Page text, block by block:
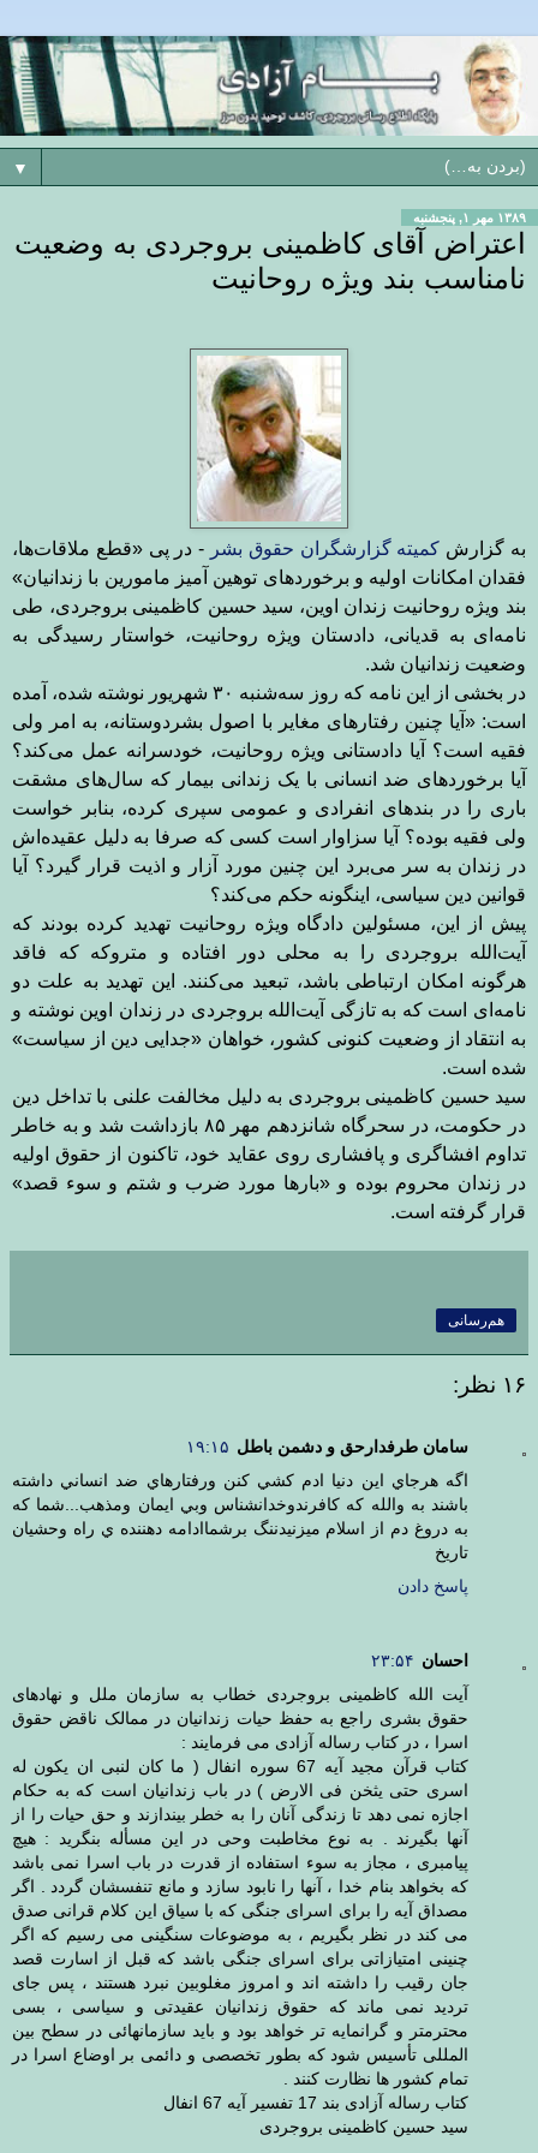
▼
۱۳۸۹ مهر ۱, پنجشنبه
اعتراض آقای کاظمینی بروجردی به وضعیت
نامناسب بند ویژه روحانیت
به گزارش کمیته گزارشگران حقوق بشر - در پی «قطع ملاقات‌ها،
فقدان امکانات اولیه و برخوردهای توهین آمیز مامورین با زندانیان»
بند ویژه روحانیت زندان اوین، سید حسین کاظمینی بروجردی، طی
نامه‌ای به قدیانی، دادستان ویژه روحانیت، خواستار رسیدگی به
وضعیت زندانیان شد.
در بخشی از این نامه که روز سه‌شنبه ۳۰ شهریور نوشته شده،
آمده
است: «آیا چنین رفتارهای مغایر با اصول بشردوستانه، به امر ولی
فقیه
است؟ آیا دادستانی ویژه روحانیت، خودسرانه عمل می‌کند؟
آیا برخوردهای ضد
انسانی با یک زندانی بیمار که سال‌های مشقت
باری را در بندهای انفرادی و عمومی سپری کرده، بنابر خواست
ولی فقیه بوده؟ آیا سزاوار است کسی که صرفا به دلیل عقیده‌اش
در زندان به سر می‌برد این چنین مورد آزار و اذیت قرار
گیرد؟ آیا
قوانین دین سیاسی، اینگونه حکم می‌کند؟
پیش از این، مسئولین دادگاه ویژه روحانیت تهدید کرده‌ بودند که
آیت‌الله بروجردی را به محلی دور افتاده و متروکه که فاقد
هرگونه
امکان ارتباطی باشد، تبعید می‌کنند. این تهدید به علت دو
نامه‌ای است که به تازگی آیت‌الله بروجردی در زندان اوین نوشته و
به انتقاد از وضعیت کنونی کشور، خواهان «جدایی دین از سیاست»
شده است.
سید حسین کاظمینی بروجردی به دلیل مخالفت علنی با تداخل دین
در حکومت، در سحرگاه شانزدهم مهر ۸۵ بازداشت شد و به خاطر
تداوم
افشاگری و پافشاری روی عقاید خود، تاکنون از حقوق اولیه
در زندان محروم بوده و «بارها مورد ضرب و شتم و سوء قصد»
قرار گرفته است.
هم‌رسانی
۱۶ نظر:
سامان طرفدارحق و دشمن باطل ۱۹:۱۵
اگه هرجاي اين دنيا ادم كشي كنن ورفتارهاي ضد انساني داشته
باشند به والله كه كافرندوخدانشناس وبي ايمان ومذهب...شما كه
به دروغ دم از اسلام ميزنيدننگ برشماادامه دهننده ي راه وحشيان
تاريخ
پاسخ دادن
احسان ۲۳:۵۴
آیت الله کاظمینی بروجردی خطاب به سازمان ملل و نهادهای
حقوق بشری راجع به حفظ حیات زندانیان در ممالک ناقض حقوق
اسرا ، در کتاب رساله آزادی می فرمایند :
کتاب قرآن مجید آیه 67 سوره انفال ( ما کان لنبی ان یکون له
اسری حتی یثخن فی الارض ) در باب زندانیان است که به حکام
اجازه نمی دهد تا زندگی آنان را به خطر بیندازند و حق حیات را از
آنها بگیرند . به نوع مخاطبت وحی در این مسأله بنگرید : هیچ
پیامبری ، مجاز به سوء استفاده از قدرت در باب اسرا نمی باشد
که بخواهد بنام خدا ، آنها را نابود سازد و مانع تنفسشان گردد . اگر
مصداق آیه را برای اسرای جنگی که با سیاق این کلام قرانی صدق
می کند در نظر بگیریم ، به موضوعات سنگینی می رسیم که اگر
چنینی امتیازاتی برای اسرای جنگی باشد که قبل از اسارت قصد
جان رقیب را داشته اند و امروز مغلوبین نبرد هستند ، پس جای
تردید نمی ماند که حقوق زندانیان عقیدتی و سیاسی ، بسی
محترمتر و گرانمایه تر خواهد بود و باید سازمانهائی در سطح بین
المللی تأسیس شود که بطور تخصصی و دائمی بر اوضاع اسرا در
تمام کشور ها نظارت کنند .
کتاب رساله آزادی بند 17 تفسیر آیه 67 انفال
سید حسین کاظمینی بروجردی